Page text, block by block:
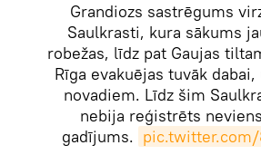
Grandiozs sastrēgums
Saulkrasti, kura sākums
robežas, līdz pat Gaujas
Rīga evakuējas tuvāk
novadiem. Līdz šim
nebija reģistrēts
gadījums.